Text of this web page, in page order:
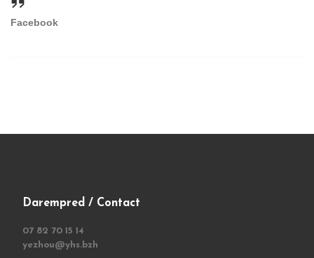
Facebook
Darempred / Contact
07 82 70 15 14
yezhou@yhs.bzh